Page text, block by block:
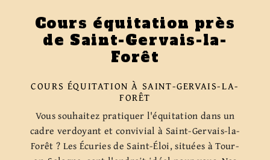
Cours équitation près
de Saint-Gervais-la-
Forêt
COURS ÉQUITATION À SAINT-GERVAIS-LA-
FORÊT
Vous souhaitez pratiquer l'équitation dans un
cadre verdoyant et convivial à Saint-Gervais-la-
Forêt ? Les Écuries de Saint-Éloi, situées à Tour-